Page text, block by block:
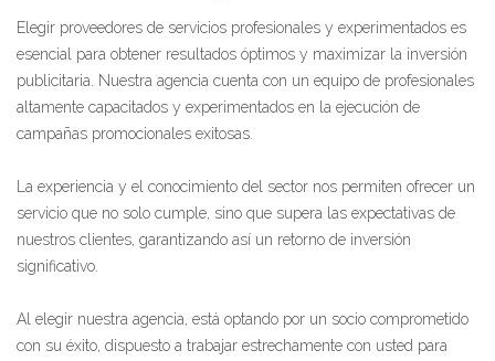
Elegir proveedores de servicios profesionales y experimentados es
esencial para obtener resultados óptimos y maximizar la inversión
publicitaria. Nuestra agencia cuenta con un equipo de profesionales
altamente capacitados y experimentados en la ejecución de
campañas promocionales exitosas.
La experiencia y el conocimiento del sector nos permiten ofrecer un
servicio que no solo cumple, sino que supera las expectativas de
nuestros clientes, garantizando así un retorno de inversión
significativo.
Al elegir nuestra agencia, está optando por un socio comprometido
con su éxito, dispuesto a trabajar estrechamente con usted para